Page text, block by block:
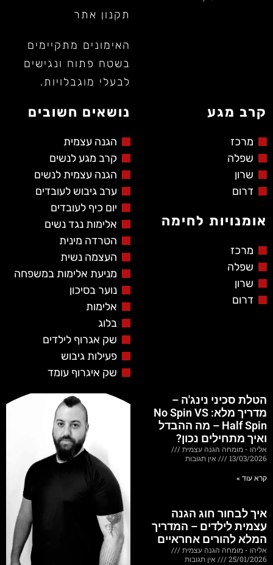
תקנון אתר
האימונים מתקיימים
בשטח פתוח ונגישים
לבעלי מוגבלויות.
קרב מגע
מרכז
שפלה
שרון
דרום
אומנויות לחימה
מרכז
שפלה
שרון
דרום
נושאים חשובים
הגנה עצמית
קרב מגע לנשים
הגנה עצמית לנשים
ערב גיבוש לעובדים
יום כיף לעובדים
אלימות נגד נשים
הטרדה מינית
העצמה נשית
מניעת אלימות במשפחה
נוער בסיכון
אלימות
בלוג
שק אגרוף לילדים
פעילות גיבוש
שק איגרוף עומד
הטלת סכיני נינג'ה –
מדריך מלא: No Spin VS
Half Spin – מה ההבדל
ואיך מתחילים נכון?
אליהו - מומחה הגנה עצמית
13/03/2026
אין תגובות
קרא עוד »
איך לבחור חוג הגנה
עצמית לילדים – המדריך
המלא להורים אחראיים
אליהו - מומחה הגנה עצמית
25/01/2026
אין תגובות